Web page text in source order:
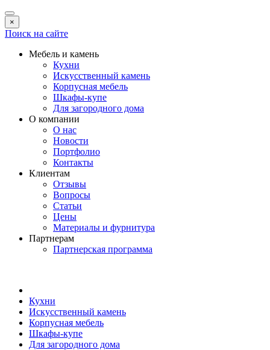
×
Поиск на сайте
Мебель и камень
Кухни
Искусственный камень
Корпусная мебель
Шкафы-купе
Для загородного дома
О компании
О нас
Новости
Портфолио
Контакты
Клиентам
Отзывы
Вопросы
Статьи
Цены
Материалы и фурнитура
Партнерам
Партнерская программа
Кухни
Искусственный камень
Корпусная мебель
Шкафы-купе
Для загородного дома